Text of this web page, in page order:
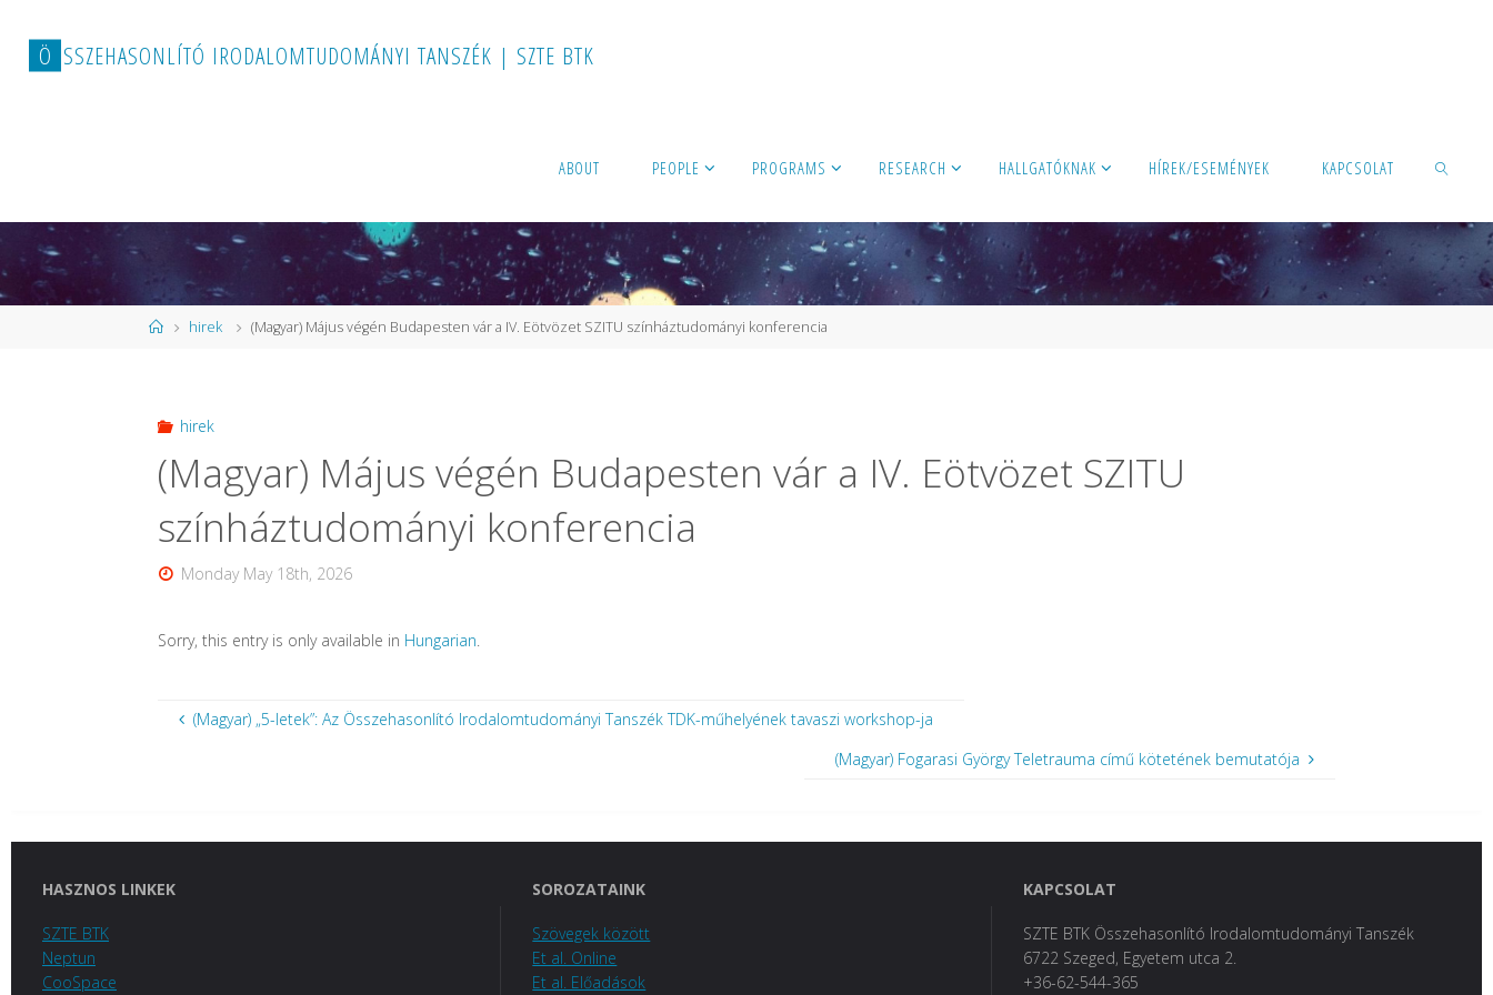
Ö SSZEHASONL ÍTÓ IRODAL OMTUDOMÁNYI TANSZÉK | SZTE BTK
ABOUT PEOPLE PROGRAMS RESEARCH HALLGATÓKNAK HÍREK/ESEMÉNYEK KAPCSOLAT
SEARCH
Homehirek (Magyar) Május végén Budapesten vár a IV. Eötvözet SZITU színháztudományi konferencia
hirek
(Magyar) Május végén Budapesten vár a IV. Eötvözet SZITU
színháztudományi konferencia
Monday May 18th, 2026
Sorry, this entry is only available in Hungarian
(Magyar) „5-letek”: Az Összehasonlító Irodalomtudományi Tanszék TDK-műhelyének tavaszi workshop-ja
(Magyar) Fogarasi György Teletrauma című kötetének bemutatója
HASZNOS LINKEK
SZTE BTK
Neptun
CooSpace
SOROZATAINK
Szövegek között
Et al. Online
Et al. Előadások
KAPCSOLAT
SZTE BTK Összehasonlító Irodalomtudományi Tanszék
6722 Szeged, Egyetem utca 2.
+36-62-544-365